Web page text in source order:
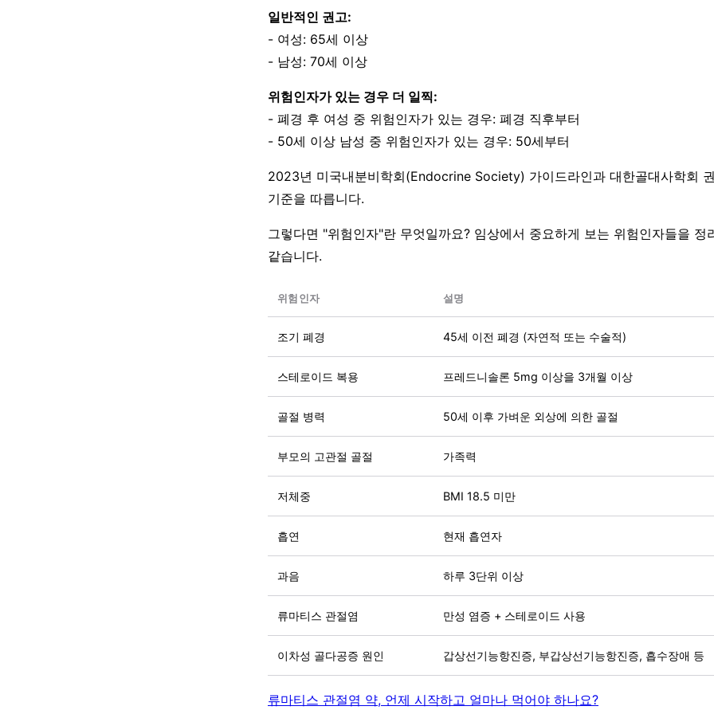
일반적인 권고:
- 여성: 65세 이상
- 남성: 70세 이상
위험인자가 있는 경우 더 일찍:
- 폐경 후 여성 중 위험인자가 있는 경우: 폐경 직후부터
- 50세 이상 남성 중 위험인자가 있는 경우: 50세부터
2023년 미국내분비학회(Endocrine Society) 가이드라인과 대한골대사학회
기준을 따릅니다.
그렇다면 "위험인자"란 무엇일까요? 임상에서 중요하게 보는 위험인자들을 정
같습니다.
위험인자 설명
조기 폐경 45세 이전 폐경 (자연적 또는 수술적)
스테로이드 복용 프레드니솔론 5mg 이상을 3개월 이상
골절 병력 50세 이후 가벼운 외상에 의한 골절
부모의 고관절 골절 가족력
저체중 BMI 18.5 미만
흡연 현재 흡연자
과음 하루 3단위 이상
류마티스 관절염 만성 염증 + 스테로이드 사용
이차성 골다공증 원인 갑상선기능항진증, 부갑상선기능항진증, 흡수장애 등
류마티스 관절염 약, 언제 시작하고 얼마나 먹어야 하나요?